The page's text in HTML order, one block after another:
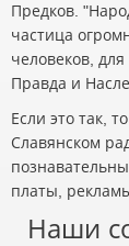
Предков.
частица
человеков,
Правда и
Если это так,
Славянском
платы,
Наши